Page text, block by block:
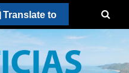
Translate to